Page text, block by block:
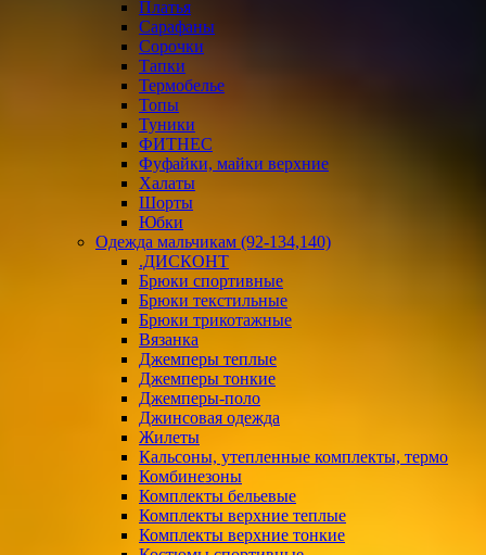
Платья
Сарафаны
Сорочки
Тапки
Термобелье
Топы
Туники
ФИТНЕС
Фуфайки, майки верхние
Халаты
Шорты
Юбки
Одежда мальчикам (92-134,140)
.ДИСКОНТ
Брюки спортивные
Брюки текстильные
Брюки трикотажные
Вязанка
Джемперы теплые
Джемперы тонкие
Джемперы-поло
Джинсовая одежда
Жилеты
Кальсоны, утепленные комплекты, термо
Комбинезоны
Комплекты бельевые
Комплекты верхние теплые
Комплекты верхние тонкие